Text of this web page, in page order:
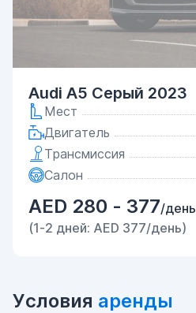
Audi A5 Серый 2023
Мест
Двигатель
Трансмиссия
Салон
AED 280 - 377/день
(1-2 дней: AED 377/день)
Условия аренды